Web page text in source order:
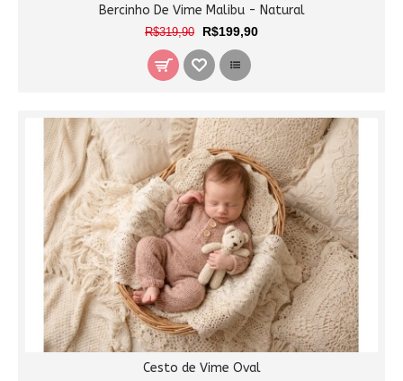
Bercinho De Vime Malibu - Natural
R$319,90 R$199,90
Cesto de Vime Oval